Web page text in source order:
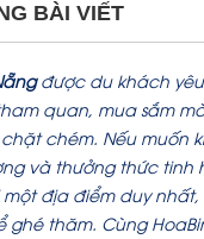
BÀI VIẾT
được du khách
quan, mua sắm
chém. Nếu muốn
và thưởng thức tinh
một địa điểm duy
thăm. Cùng